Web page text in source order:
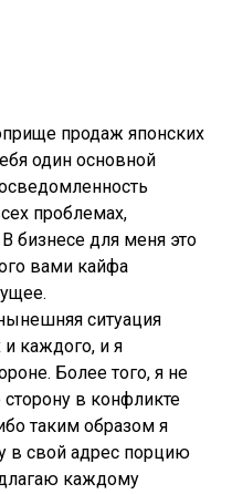
продаж японских
один основной
проблемах,
бизнесе для меня это
вами кайфа
ситуация
каждого, и я
Более того, я не
сторону в конфликте
таким образом я
в свой адрес порцию
каждому